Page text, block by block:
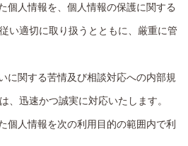
個人情報を、個人情報の保護に関する
い適切に取り扱うとともに、厳重に管
に関する苦情及び相談対応への内部規
、迅速かつ誠実に対応いたします。
個人情報を次の利用目的の範囲内で利